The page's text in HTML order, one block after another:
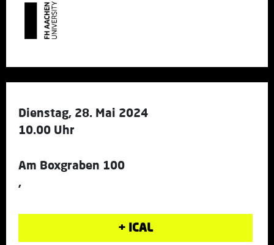
Dienstag, 28. Mai 2024
10.00 Uhr
Am Boxgraben 100
,
+ ICAL